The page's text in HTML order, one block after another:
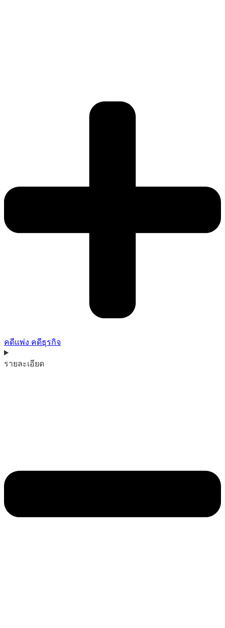
คดีแพ่ง คดีธุรกิจ
รายละเอียด